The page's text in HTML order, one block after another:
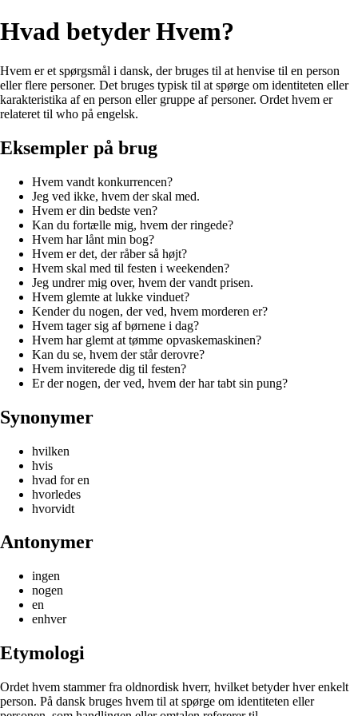
Hvad betyder Hvem?
Hvem er et spørgsmål i dansk, der bruges til at henvise til en person
eller flere personer. Det bruges typisk til at spørge om identiteten eller
karakteristika af en person eller gruppe af personer. Ordet hvem er
relateret til who på engelsk.
Eksempler på brug
Hvem vandt konkurrencen?
Jeg ved ikke, hvem der skal med.
Hvem er din bedste ven?
Kan du fortælle mig, hvem der ringede?
Hvem har lånt min bog?
Hvem er det, der råber så højt?
Hvem skal med til festen i weekenden?
Jeg undrer mig over, hvem der vandt prisen.
Hvem glemte at lukke vinduet?
Kender du nogen, der ved, hvem morderen er?
Hvem tager sig af børnene i dag?
Hvem har glemt at tømme opvaskemaskinen?
Kan du se, hvem der står derovre?
Hvem inviterede dig til festen?
Er der nogen, der ved, hvem der har tabt sin pung?
Synonymer
hvilken
hvis
hvad for en
hvorledes
hvorvidt
Antonymer
ingen
nogen
en
enhver
Etymologi
Ordet hvem stammer fra oldnordisk hverr, hvilket betyder hver enkelt
person. På dansk bruges hvem til at spørge om identiteten eller